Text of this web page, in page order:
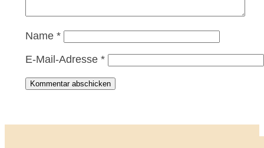
Name *
E-Mail-Adresse *
Kommentar abschicken